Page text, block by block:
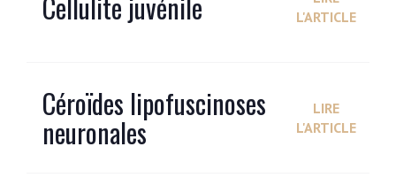
L'ARTICLE
Céroïdes lipofuscinoses
neuronales
LIRE
L'ARTICLE